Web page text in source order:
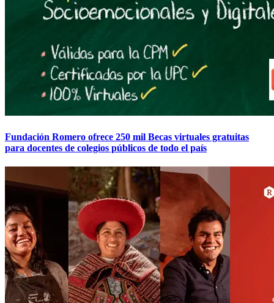
Fundación Romero ofrece 250 mil Becas virtuales gratuitas
para docentes de colegios públicos de todo el país